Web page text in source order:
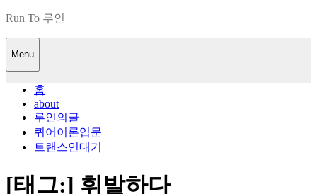
Skip
content
Run To 루인
Menu
홈
about
루인의글
퀴어이론입문
트랜스연대기
[태그:] 휘발하다